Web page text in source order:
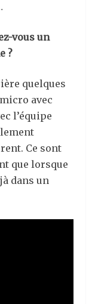
vous un
?
quelques
avec
l’équipe
Ce sont
que lorsque
dans un